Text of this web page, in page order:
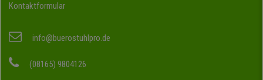
Kontaktformular
info@buerostuhlpro.de
(08165) 9804126